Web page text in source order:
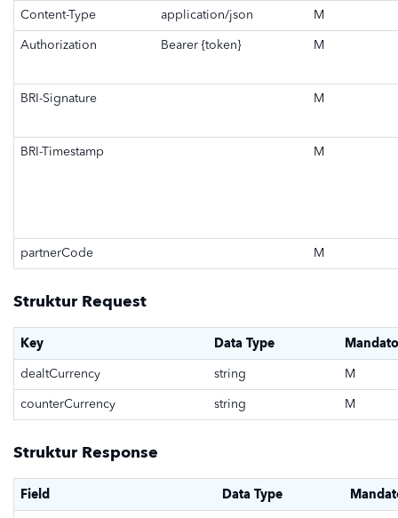
Content-Type application/json M
Authorization Bearer {token} M
BRI-Signature M
BRI-Timestamp M
partnerCode M
Struktur Request
Key Data Type
dealtCurrency string M
counterCurrency string M
Struktur Response
Field Data Type